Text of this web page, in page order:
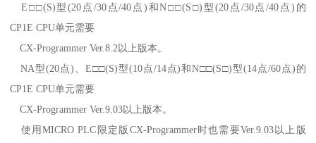
E□□(S)型(20点/30点/40点)和N□□(S□)型(20点/30点/40点)的
CP1E CPU单元需要
CX-Programmer Ver.8.2以上版本。
NA型(20点)、E□□(S)型(10点/14点)和N□□(S□)型(14点/60点)的
CP1E CPU单元需要
CX-Programmer Ver.9.03以上版本。
使用MICRO PLC限定版CX-Programmer时也需要Ver.9.03以上版